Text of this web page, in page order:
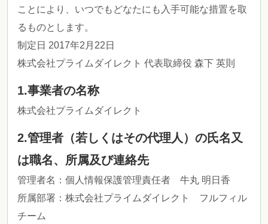
ことにより、いつでもどなたにも入手可能な措置を取
るものとします。
制定日 2017年2月22日
株式会社プライムダイレクト 代表取締役 森下 英則
1.事業者の名称
株式会社プライムダイレクト
2.管理者（若しくはその代理人）の氏名又
は職名、所属及び連絡先
管理者名：個人情報保護管理責任者 牛丸 明日香
所属部署：株式会社プライムダイレクト フルフィル
チーム